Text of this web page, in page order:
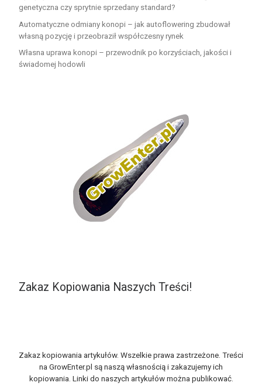
genetyczna czy sprytnie sprzedany standard?
Automatyczne odmiany konopi – jak autoflowering zbudował
własną pozycję i przeobraził współczesny rynek
Własna uprawa konopi – przewodnik po korzyściach, jakości i
świadomej hodowli
Zakaz Kopiowania Naszych Treści!
Zakaz kopiowania artykułów. Wszelkie prawa zastrzeżone. Treści
na GrowEnter.pl są naszą własnością i zakazujemy ich
kopiowania. Linki do naszych artykułów można publikować.